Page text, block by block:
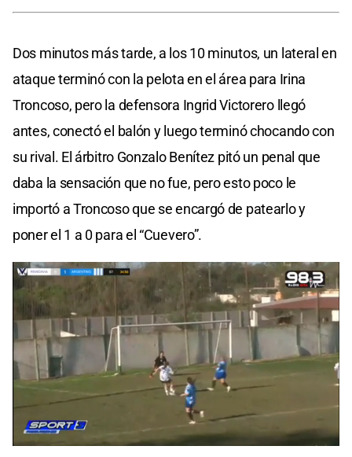
Dos minutos más tarde, a los 10 minutos, un lateral en
ataque terminó con la pelota en el área para Irina
Troncoso, pero la defensora Ingrid Victorero llegó
antes, conectó el balón y luego terminó chocando con
su rival. El árbitro Gonzalo Benítez pitó un penal que
daba la sensación que no fue, pero esto poco le
importó a Troncoso que se encargó de patearlo y
poner el 1 a 0 para el “Cuevero”.